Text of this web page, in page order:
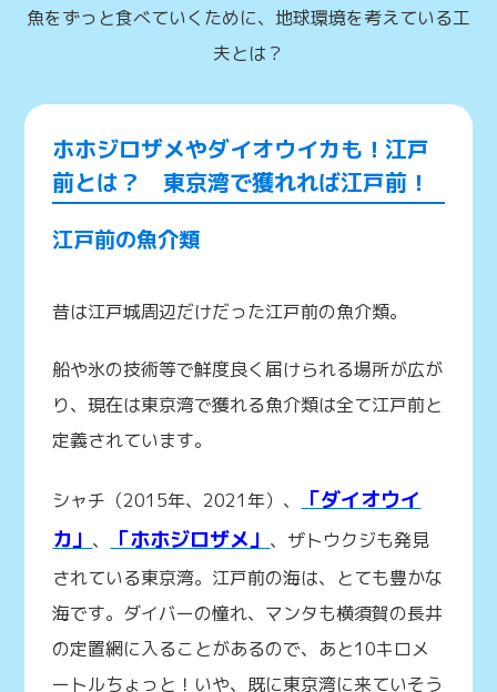
魚をずっと食べていくために、地球環境を考えている工
夫とは？
ホホジロザメやダイオウイカも！江戸
前とは？ 東京湾で獲れれば江戸前！
江戸前の魚介類
昔は江戸城周辺だけだった江戸前の魚介類。
船や氷の技術等で鮮度良く届けられる場所が広が
り、現在は東京湾で獲れる魚介類は全て江戸前と
定義されています。
シャチ（2015年、2021年）、
「ダイオウイ
カ」 、 「ホホジロザメ」 、ザトウクジも発見
されている東京湾。江戸前の海は、とても豊かな
海です。ダイバーの憧れ、マンタも横須賀の長井
の定置網に入ることがあるので、あと10キロメ
ートルちょっと！いや、既に東京湾に来ていそう